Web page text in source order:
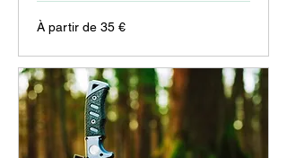
À
partir
À partir de 35 €